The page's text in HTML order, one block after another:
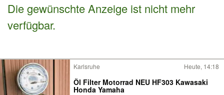
Nachrichten
Die gewünschte Anzeige ist nicht mehr
verfügbar.
Karlsruhe Heute, 14:18
Öl Filter Motorrad NEU HF303 Kawasaki
Honda Yamaha